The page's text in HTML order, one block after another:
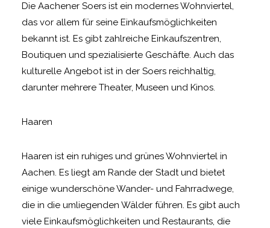
Die Aachener Soers ist ein modernes Wohnviertel,
das vor allem für seine Einkaufsmöglichkeiten
bekannt ist. Es gibt zahlreiche Einkaufszentren,
Boutiquen und spezialisierte Geschäfte. Auch das
kulturelle Angebot ist in der Soers reichhaltig,
darunter mehrere Theater, Museen und Kinos.
Haaren
Haaren ist ein ruhiges und grünes Wohnviertel in
Aachen. Es liegt am Rande der Stadt und bietet
einige wunderschöne Wander- und Fahrradwege,
die in die umliegenden Wälder führen. Es gibt auch
viele Einkaufsmöglichkeiten und Restaurants, die